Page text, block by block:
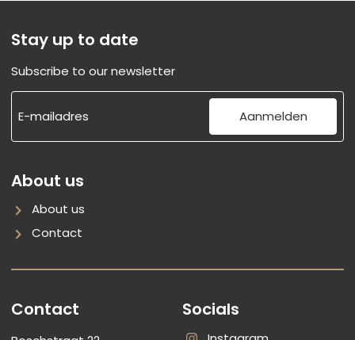
About us
About us
Contact
Contact
Stay up to date
Subscribe to our newsletter
Aanmelden
Socials